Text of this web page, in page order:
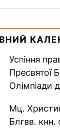
Успіння
Пресвятої
Олімпіади
Пам’ять V
Мц.
Блгвв. кнн.